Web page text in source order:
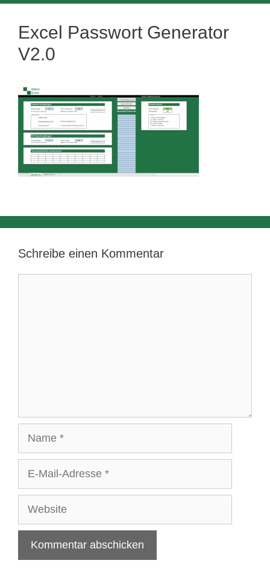
Excel Passwort Generator
V2.0
Schreibe einen Kommentar
Adresse
Website